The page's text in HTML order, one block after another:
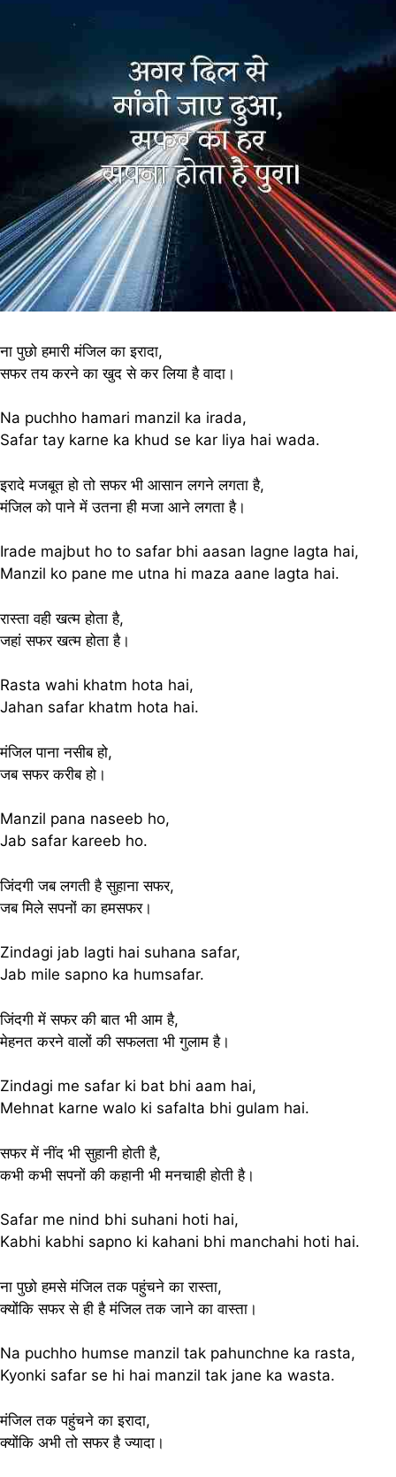
ना पुछो हमारी मंजिल का इरादा,
सफर तय करने का खुद से कर लिया है वादा।
Na puchho hamari manzil ka irada,
Safar tay karne ka khud se kar liya hai wada.
इरादे मजबूत हो तो सफर भी आसान लगने लगता है,
मंजिल को पाने में उतना ही मजा आने लगता है।
Irade majbut ho to safar bhi aasan lagne lagta hai,
Manzil ko pane me utna hi maza aane lagta hai.
रास्ता वही खत्म होता है,
जहां सफर खत्म होता है।
Rasta wahi khatm hota hai,
Jahan safar khatm hota hai.
मंजिल पाना नसीब हो,
जब सफर करीब हो।
Manzil pana naseeb ho,
Jab safar kareeb ho.
जिंदगी जब लगती है सुहाना सफर,
जब मिले सपनों का हमसफर।
Zindagi jab lagti hai suhana safar,
Jab mile sapno ka humsafar.
जिंदगी में सफर की बात भी आम है,
मेहनत करने वालों की सफलता भी गुलाम है।
Zindagi me safar ki bat bhi aam hai,
Mehnat karne walo ki safalta bhi gulam hai.
सफर में नींद भी सुहानी होती है,
कभी कभी सपनों की कहानी भी मनचाही होती है।
Safar me nind bhi suhani hoti hai,
Kabhi kabhi sapno ki kahani bhi manchahi hoti hai.
ना पुछो हमसे मंजिल तक पहुंचने का रास्ता,
क्योंकि सफर से ही है मंजिल तक जाने का वास्ता।
Na puchho humse manzil tak pahunchne ka rasta,
Kyonki safar se hi hai manzil tak jane ka wasta.
मंजिल तक पहुंचने का इरादा,
क्योंकि अभी तो सफर है ज्यादा।